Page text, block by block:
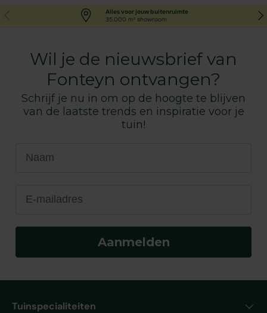
Vorige
Alles voor jouw buitenruimte
35.000 m² showroom
Wil je de nieuwsbrief van
Fonteyn ontvangen?
Schrijf je nu in om op de hoogte te blijven
van de laatste trends en inspiratie voor je
tuin!
Aanmelden
Tuinspecialiteiten